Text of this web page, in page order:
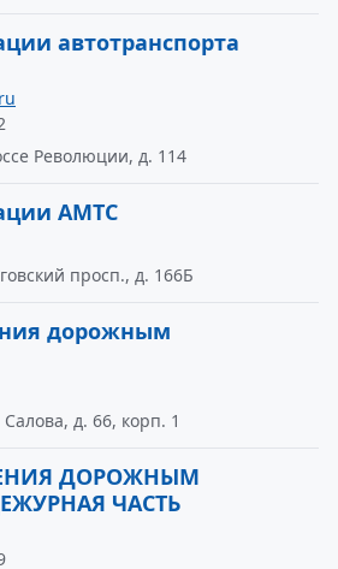
автотранспорта
Революции, д. 114
АМТС
просп., д. 166Б
дорожным
д. 66, корп. 1
ДОРОЖНЫМ
ЧАСТЬ